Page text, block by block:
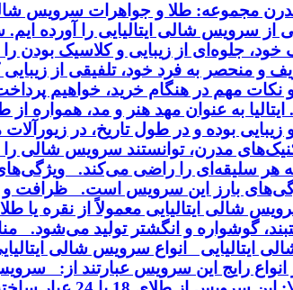
مجموعه: طلا و جواهرات سرویس
از سرویس شالی ایتالیایی را آورده
از زیبایی و کلاسیک بودن را
به فرد خود، تلفیقی از زیبایی
و نکات مهم در هنگام خرید، خواهیم
به عنوان مهد هنر و مد، همواره
بوده و در طول تاریخ، در
مدرن، توانستند سرویس
که هر سلیقه‌ای را راضی می‌کند.
بارز این سرویس است. ظرافت و
شالی ایتالیایی معمولاً از نقره یا
گوشواره و انگشتر تولید می‌شود.
انواع سرویس شالی